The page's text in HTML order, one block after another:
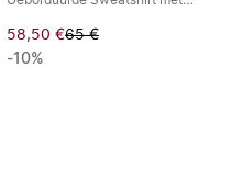
58,50 €65 €
-10%